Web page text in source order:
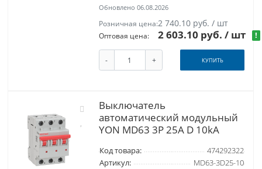
Обновлено 06.08.2026
Розничная цена:2 740.10 руб. / шт
Оптовая цена: 2 603.10 руб./ шт !
- + КУПИТЬ
Выключатель
автоматический модульный
YON MD63 3P 25А D 10kA
Код товара:
474292322
Артикул:
MD63-3D25-10